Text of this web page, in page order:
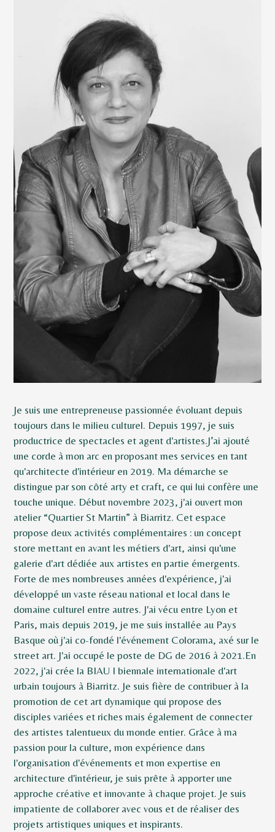
PRESTATIONS
NOS RÉALISATIONS
GALERIE D'ART
À PROPOS
PRESSE
COORDONNÉES
Je suis une entrepreneuse passionnée évoluant depuis
toujours dans le milieu culturel. Depuis 1997, je suis
productrice de spectacles et agent d'artistes.J’ai ajouté
une corde à mon arc en proposant mes services en tant
qu'architecte d'intérieur en 2019. Ma démarche se
distingue par son côté arty et craft, ce qui lui confère une
touche unique. Début novembre 2023, j'ai ouvert mon
atelier “Quartier St Martin” à Biarritz. Cet espace
propose deux activités complémentaires : un concept
store mettant en avant les métiers d'art, ainsi qu'une
galerie d'art dédiée aux artistes en partie émergents.
Forte de mes nombreuses années d'expérience, j'ai
développé un vaste réseau national et local dans le
domaine culturel entre autres. J'ai vécu entre Lyon et
Paris, mais depuis 2019, je me suis installée au Pays
Basque où j'ai co-fondé l'événement Colorama, axé sur le
street art. J'ai occupé le poste de DG de 2016 à 2021.En
2022, j'ai crée la BIAU I biennale internationale d'art
urbain toujours à Biarritz. Je suis fière de contribuer à la
promotion de cet art dynamique qui propose des
disciples variées et riches mais également de connecter
des artistes talentueux du monde entier. Grâce à ma
passion pour la culture, mon expérience dans
l'organisation d'événements et mon expertise en
architecture d'intérieur, je suis prête à apporter une
approche créative et innovante à chaque projet. Je suis
impatiente de collaborer avec vous et de réaliser des
projets artistiques uniques et inspirants.